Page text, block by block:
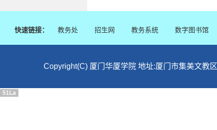
快速链接： 教务处 招生网 教务系统 数字图书馆
Copyright(C) 厦门华厦学院 地址:厦门市集美文教
51La